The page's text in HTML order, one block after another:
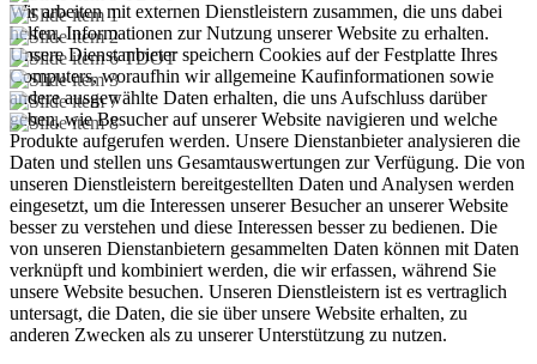
Wir arbeiten mit externen Dienstleistern zusammen, die uns dabei
helfen, Informationen zur Nutzung unserer Website zu erhalten.
Unsere Dienstanbieter speichern Cookies auf der Festplatte Ihres
Computers, woraufhin wir allgemeine Kaufinformationen sowie
andere ausgewählte Daten erhalten, die uns Aufschluss darüber
geben, wie Besucher auf unserer Website navigieren und welche
Produkte aufgerufen werden. Unsere Dienstanbieter analysieren die
Daten und stellen uns Gesamtauswertungen zur Verfügung. Die von
unseren Dienstleistern bereitgestellten Daten und Analysen werden
eingesetzt, um die Interessen unserer Besucher an unserer Website
besser zu verstehen und diese Interessen besser zu bedienen. Die
von unseren Dienstanbietern gesammelten Daten können mit Daten
verknüpft und kombiniert werden, die wir erfassen, während Sie
unsere Website besuchen. Unseren Dienstleistern ist es vertraglich
untersagt, die Daten, die sie über unsere Website erhalten, zu
anderen Zwecken als zu unserer Unterstützung zu nutzen.